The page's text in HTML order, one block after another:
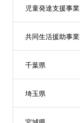
児童発達支援事業
共同生活援助事業
千葉県
埼玉県